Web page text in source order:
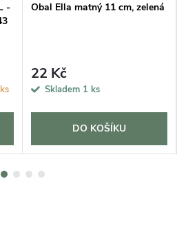
-
Obal Ella matný 11 cm, zelená
22 Kč
Skladem 1 ks
DO KOŠÍKU